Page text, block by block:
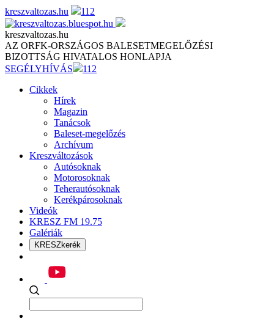
Skip
to
content
kreszvaltozas.hu 112
kreszvaltozas.hu
AZ ORFK-ORSZÁGOS BALESETMEGELŐZÉSI
BIZOTTSÁG HIVATALOS HONLAPJA
SEGÉLYHÍVÁS
112
Cikkek
Hírek
Magazin
Tanácsok
Baleset-megelőzés
Archívum
Kreszváltozások
Autósoknak
Motorosoknak
Teherautósoknak
Kerékpárosoknak
Videók
KRESZ FM 19.75
Galériák
KRESZkerék